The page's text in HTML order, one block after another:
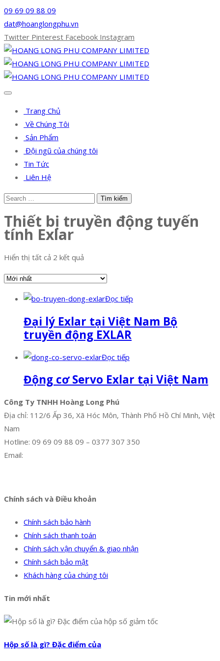
09 69 09 88 09
dat@hoanglongphu.vn
Twitter Pinterest Facebook Instagram
Trang Chủ
Về Chúng Tôi
Sản Phẩm
Đội ngũ của chúng tôi
Tin Tức
Liên Hệ
Thiết bị truyền động tuyến
tính Exlar
Hiển thị tất cả 2 kết quả
Đọc tiếp
Đại lý Exlar tại Việt Nam Bộ
truyền động EXLAR
Đọc tiếp
Động cơ Servo Exlar tại Việt Nam
Công Ty TNHH Hoàng Long Phú
Địa chỉ: 112/6 Ấp 36, Xã Hóc Môn, Thành Phố Hồ Chí Minh, Việt
Nam
Hotline: 09 69 09 88 09 – 0377 307 350
Email:
Chính sách và Điều khoản
Chính sách bảo hành
Chính sách thanh toán
Chính sách vận chuyển & giao nhận
Chính sách bảo mật
Khách hàng của chúng tôi
Tin mới nhất
Hộp số là gì? Đặc điểm của